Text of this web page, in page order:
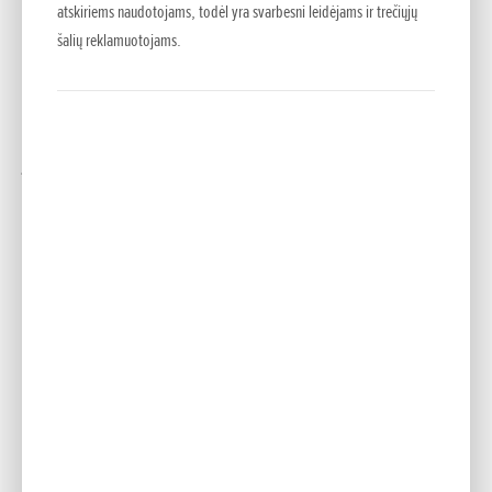
atskiriems naudotojams, todėl yra svarbesni leidėjams ir trečiųjų
šalių reklamuotojams.
pritaikyta važiavimui bekele – tai neatsiejama nuo „Africa
Twin“ charakterio.